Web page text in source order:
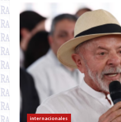
internacionales